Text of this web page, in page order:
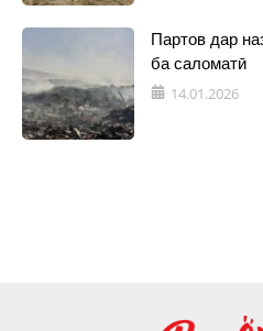
Партов дар
ба саломатӣ
14.01.2026